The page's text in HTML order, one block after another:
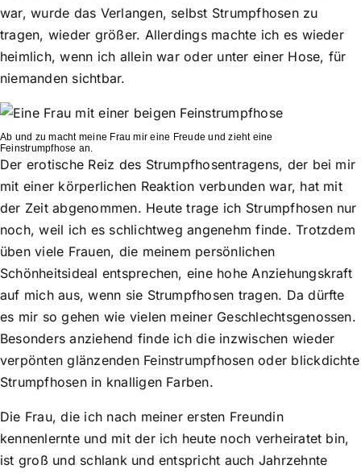
war, wurde das Verlangen, selbst Strumpfhosen zu
tragen, wieder größer. Allerdings machte ich es wieder
heimlich, wenn ich allein war oder unter einer Hose, für
niemanden sichtbar.
Ab und zu macht meine Frau mir eine Freude und zieht eine
Feinstrumpfhose an.
Der erotische Reiz des Strumpfhosentragens, der bei mir
mit einer körperlichen Reaktion verbunden war, hat mit
der Zeit abgenommen. Heute trage ich Strumpfhosen nur
noch, weil ich es schlichtweg angenehm finde. Trotzdem
üben viele Frauen, die meinem persönlichen
Schönheitsideal entsprechen, eine hohe Anziehungskraft
auf mich aus, wenn sie Strumpfhosen tragen. Da dürfte
es mir so gehen wie vielen meiner Geschlechtsgenossen.
Besonders anziehend finde ich die inzwischen wieder
verpönten glänzenden Feinstrumpfhosen oder blickdichte
Strumpfhosen in knalligen Farben.
Die Frau, die ich nach meiner ersten Freundin
kennenlernte und mit der ich heute noch verheiratet bin,
ist groß und schlank und entspricht auch Jahrzehnte